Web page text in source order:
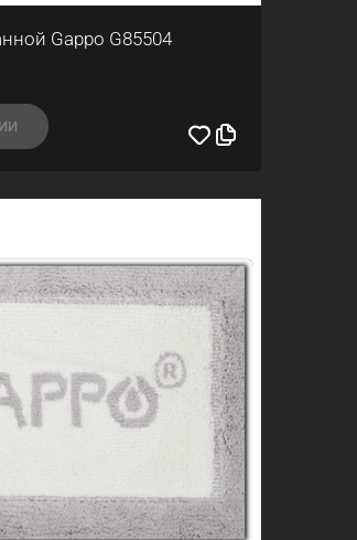
Gappo G85504